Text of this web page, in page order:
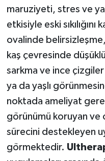
maruziyeti, stres ve
etkisiyle eski
ovalinde
kaş çevresinde
sarkma ve ince
ya da yaşlı
noktada ameliyat
görünümü koruyan ve
sürecini destekleyen
görmektedir.